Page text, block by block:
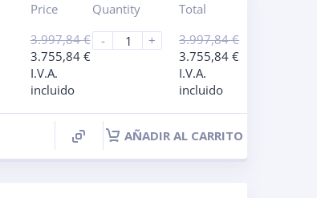
Price
3.997,84€
3.755,84 €
I.V.A.
incluido
Quantity
-
+
Total
3.997,84€
3.755,84€
I.V.A.
incluido
AÑADIR AL CARRITO